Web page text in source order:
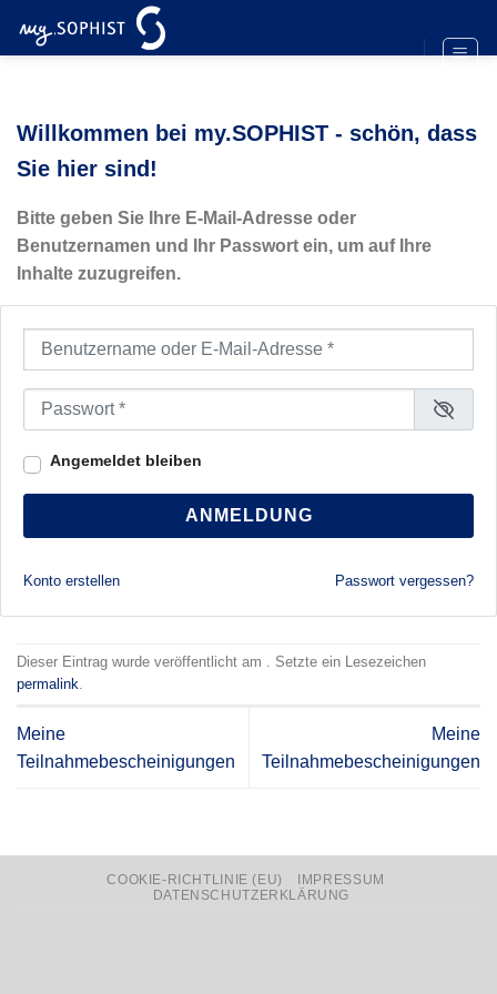
Inhalt
Willkommen bei my.SOPHIST - schön, dass
Sie hier sind!
Bitte geben Sie Ihre E-Mail-Adresse oder
Benutzernamen und Ihr Passwort ein, um auf Ihre
Inhalte zuzugreifen.
Benutzername oder E-Mail-Adresse
Passwort
Angemeldet bleiben
ANMELDUNG
Konto erstellen Passwort vergessen?
Dieser Eintrag wurde veröffentlicht am . Setzte ein Lesezeichen
permalink.
Meine
Teilnahmebescheinigungen
Meine
Teilnahmebescheinigungen
COOKIE-RICHTLINIE (EU)
IMPRESSUM
DATENSCHUTZERKLÄRUNG